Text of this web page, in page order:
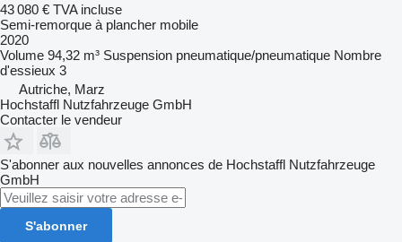
43 080 € TVA incluse
Semi-remorque à plancher mobile
2020
Volume 94,32 m³ Suspension pneumatique/pneumatique Nombre
d'essieux 3
Autriche, Marz
Hochstaffl Nutzfahrzeuge GmbH
Contacter le vendeur
S'abonner aux nouvelles annonces de Hochstaffl Nutzfahrzeuge
GmbH
S'abonner